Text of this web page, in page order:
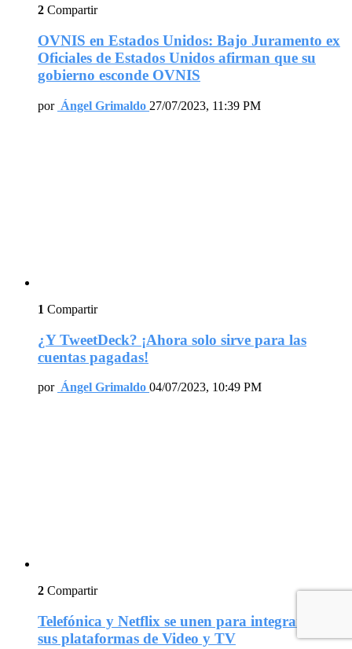
2 Compartir
OVNIS en Estados Unidos: Bajo Juramento ex
Oficiales de Estados Unidos afirman que su
gobierno esconde OVNIS
por Ángel Grimaldo 27/07/2023, 11:39 PM
1 Compartir
¿Y TweetDeck? ¡Ahora solo sirve para las
cuentas pagadas!
por Ángel Grimaldo 04/07/2023, 10:49 PM
2 Compartir
Telefónica y Netflix se unen para integrarse en
sus plataformas de Video y TV